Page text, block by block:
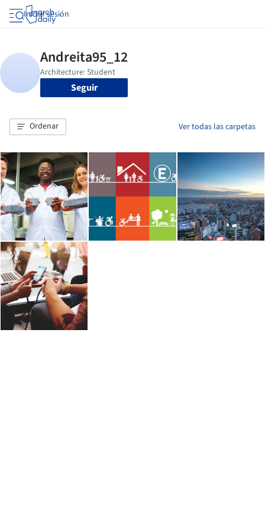
Iniciar sesión
Seguir
Ordenar Ver todas las carpetas